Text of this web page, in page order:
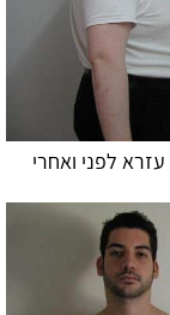
לפני ואחרי